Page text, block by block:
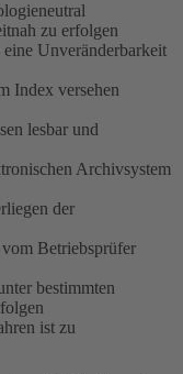
zu erfolgen
Unveränderbarkeit
Index versehen
lesbar und
Archivsystem
der
Betriebsprüfer
bestimmten
ist zu